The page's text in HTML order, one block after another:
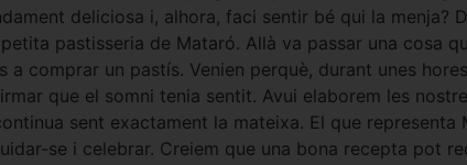
deliciosa i, alhora, faci sentir bé qui la menja?
pastisseria de Mataró. Allà va passar una cosa
comprar un pastís. Venien perquè, durant unes
que el somni tenia sentit. Avui elaborem les
sent exactament la mateixa. El que representa
se i celebrar. Creiem que una bona recepta pot